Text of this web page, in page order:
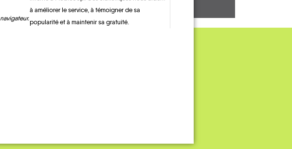
à améliorer le service, à témoigner de sa
popularité et à maintenir sa gratuité.